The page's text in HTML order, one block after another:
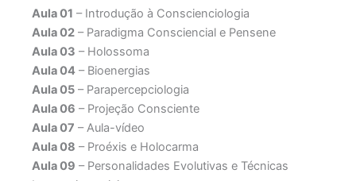
Aula 01 – Introdução à Conscienciologia
Aula 02 – Paradigma Consciencial e Pensene
Aula 03 – Holossoma
Aula 04 – Bioenergias
Aula 05 – Parapercepciologia
Aula 06 – Projeção Consciente
Aula 07 – Aula-vídeo
Aula 08 – Proéxis e Holocarma
Aula 09 – Personalidades Evolutivas e Técnicas